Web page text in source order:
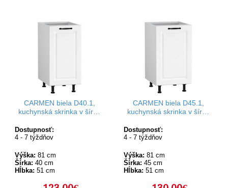
CARMEN biela D40.1,
kuchynská skrinka v šírke
Dostupnosť:
4 - 7 týždňov
Výška: 81 cm
Šírka: 40 cm
Hĺbka: 51 cm
CARMEN biela D45.1,
kuchynská skrinka v šírke
Dostupnosť:
4 - 7 týždňov
Výška: 81 cm
Šírka: 45 cm
Hĺbka: 51 cm